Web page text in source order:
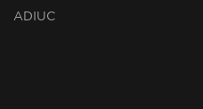
ADIUC